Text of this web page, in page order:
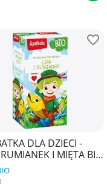
DLA DZIECI -
I MIĘTA BIO
g) 30 g -APOTHEKE